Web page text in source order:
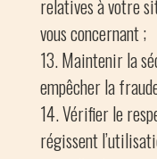
relatives à votre
vous concernant ;
Maintenir la
empêcher la
Vérifier le
régissent